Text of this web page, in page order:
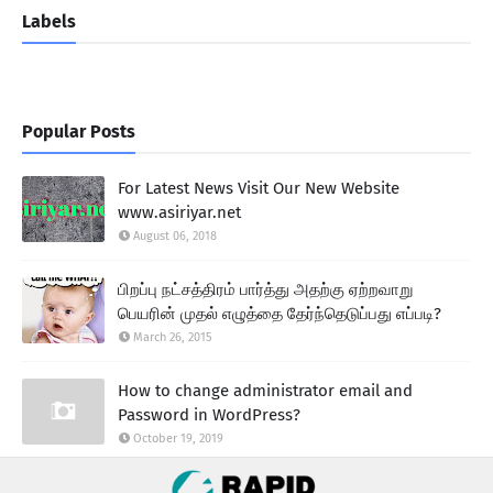
Labels
Popular Posts
For Latest News Visit Our New Website
www.asiriyar.net
August 06, 2018
பிறப்பு நட்சத்திரம் பார்த்து அதற்கு ஏற்றவாறு
பெயரின் முதல் எழுத்தை தேர்ந்தெடுப்பது எப்படி?
March 26, 2015
How to change administrator email and
Password in WordPress?
October 19, 2019